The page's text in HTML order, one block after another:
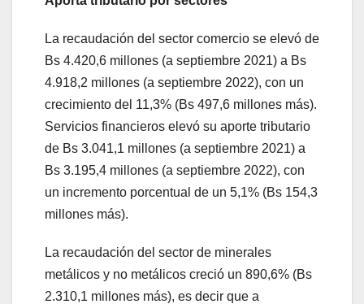
La recaudación del sector comercio se elevó de
Bs 4.420,6 millones (a septiembre 2021) a Bs
4.918,2 millones (a septiembre 2022), con un
crecimiento del 11,3% (Bs 497,6 millones más).
Servicios financieros elevó su aporte tributario
de Bs 3.041,1 millones (a septiembre 2021) a
Bs 3.195,4 millones (a septiembre 2022), con
un incremento porcentual de un 5,1% (Bs 154,3
millones más).
La recaudación del sector de minerales
metálicos y no metálicos creció un 890,6% (Bs
2.310,1 millones más), es decir que a